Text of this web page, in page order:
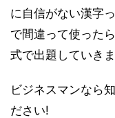
に自信がない漢字
で間違って使った
式で出題していきま
ビジネスマンなら
ださい!